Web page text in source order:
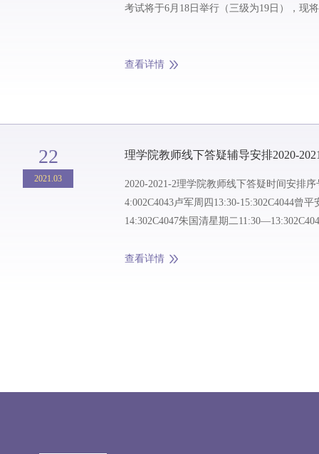
考试将于6月18日举行（三级为19日），现
查看详情
22
2021.03
理学院教师线下答疑辅导安排2020-
2020-2021-2理学院教师线下答疑时间安排
4:002C4043卢军周四13:30-15:302C4044曾
14:302C4047朱国清星期二
查看详情